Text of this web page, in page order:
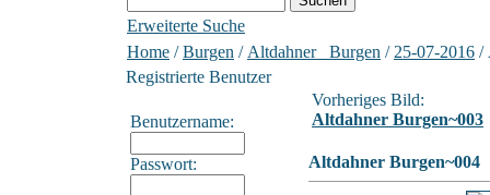
Erweiterte Suche
Home /Burgen / Altdahner _Burgen / 25-07-2016 /
Registrierte Benutzer
Benutzername:
Passwort:
Vorheriges Bild:
Altdahner Burgen~003
Altdahner Burgen~004